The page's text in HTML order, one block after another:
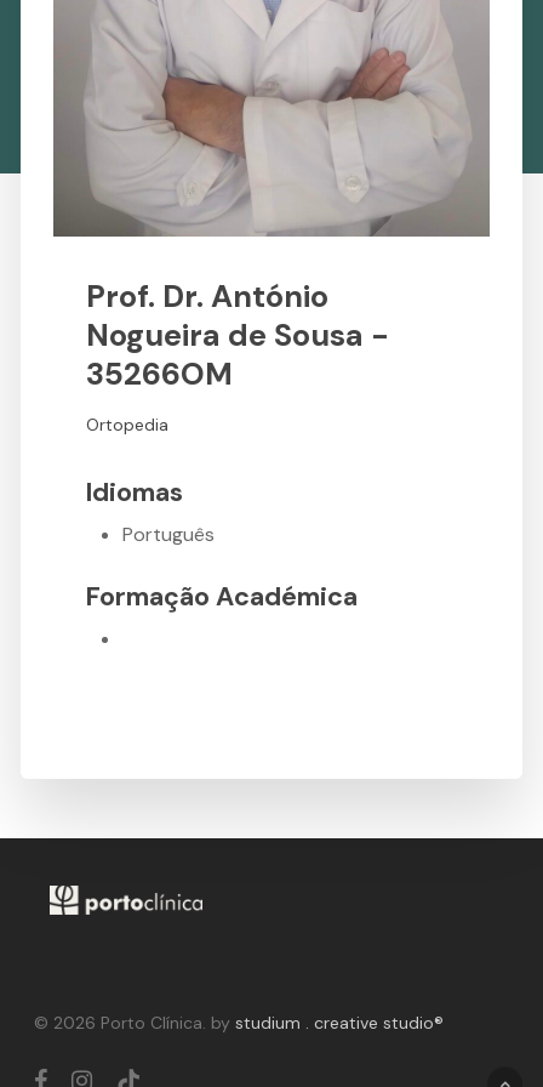
Prof. Dr. António
Nogueira de Sousa -
35266OM
Ortopedia
Idiomas
Português
Formação Académica
© 2026 Porto Clínica. by studium . creative studio®
facebookinstagram
tiktok